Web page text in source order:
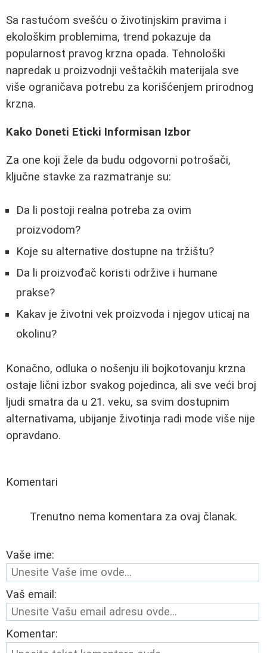
Sa rastućom svešću o životinjskim pravima i
ekološkim problemima, trend pokazuje da
popularnost pravog krzna opada. Tehnološki
napredak u proizvodnji veštačkih materijala sve
više ograničava potrebu za korišćenjem prirodnog
krzna.
Kako Doneti Eticki Informisan Izbor
Za one koji žele da budu odgovorni potrošači,
ključne stavke za razmatranje su:
Da li postoji realna potreba za ovim
proizvodom?
Koje su alternative dostupne na tržištu?
Da li proizvođač koristi održive i humane
prakse?
Kakav je životni vek proizvoda i njegov uticaj na
okolinu?
Konačno, odluka o nošenju ili bojkotovanju krzna
ostaje lični izbor svakog pojedinca, ali sve veći broj
ljudi smatra da u 21. veku, sa svim dostupnim
alternativama, ubijanje životinja radi mode više nije
opravdano.
Komentari
Trenutno nema komentara za ovaj članak.
Vaše ime:
Vaš email:
Komentar: